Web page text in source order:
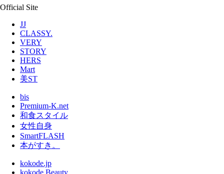
Official Site
JJ
CLASSY.
VERY
STORY
HERS
Mart
美ST
bis
Premium-K.net
和食スタイル
女性自身
SmartFLASH
本がすき。
kokode.jp
kokode Beauty